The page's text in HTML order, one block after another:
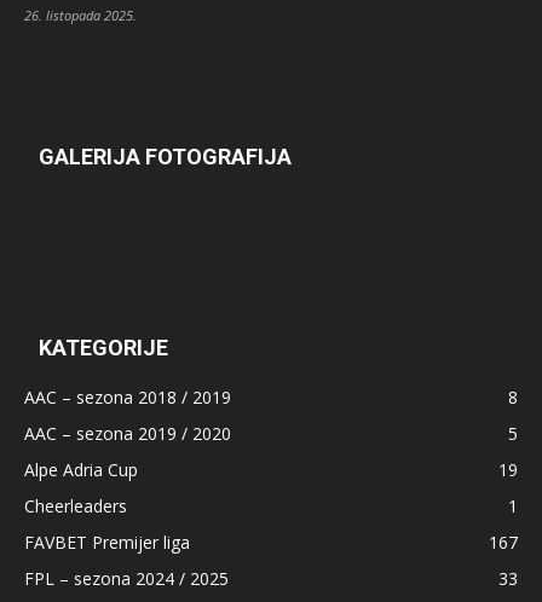
26. listopada 2025.
GALERIJA FOTOGRAFIJA
KATEGORIJE
AAC – sezona 2018 / 2019
8
AAC – sezona 2019 / 2020
5
Alpe Adria Cup
19
Cheerleaders
1
FAVBET Premijer liga
167
FPL – sezona 2024 / 2025
33